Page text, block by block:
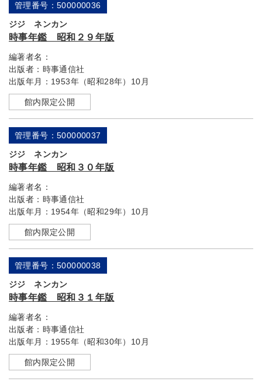
管理番号：500000036
ジジ ネンカン
時事年鑑 昭和２９年版
編著者名：
出版者： 時事通信社
出版年月： 1953年（昭和28年）10月
館内限定公開
管理番号：500000037
ジジ ネンカン
時事年鑑 昭和３０年版
編著者名：
出版者： 時事通信社
出版年月： 1954年（昭和29年）10月
館内限定公開
管理番号：500000038
ジジ ネンカン
時事年鑑 昭和３１年版
編著者名：
出版者： 時事通信社
出版年月： 1955年（昭和30年）10月
館内限定公開